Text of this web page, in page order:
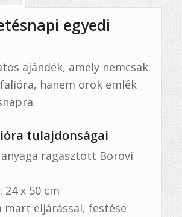
egyedi
ajándék, amely nemcsak
hanem örök emlék
tulajdonságai
ragasztott Borovi
24 x 50 cm
mart eljárással, festése